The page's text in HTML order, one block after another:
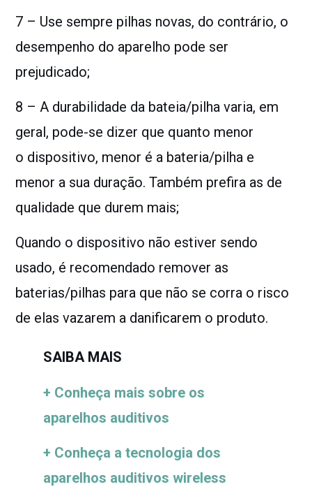
7 – Use sempre pilhas novas, do contrário, o
desempenho do aparelho pode ser
prejudicado;
8 – A durabilidade da bateia/pilha varia, em
geral, pode-se dizer que quanto menor
o dispositivo, menor é a bateria/pilha e
menor a sua duração. Também prefira as de
qualidade que durem mais;
Quando o dispositivo não estiver sendo
usado, é recomendado remover as
baterias/pilhas para que não se corra o risco
de elas vazarem a danificarem o produto.
SAIBA MAIS
+ Conheça mais sobre os
aparelhos auditivos
+ Conheça a tecnologia dos
aparelhos auditivos wireless